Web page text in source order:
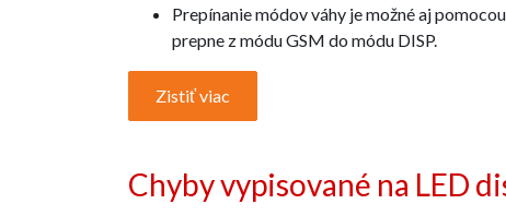
Prepínanie módov váhy je možné aj
prepne z módu GSM do módu DISP.
Zistiť viac
Chyby vypisované na LED